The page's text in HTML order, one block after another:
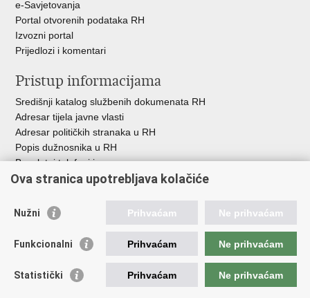
e-Savjetovanja
Portal otvorenih podataka RH
Izvozni portal
Prijedlozi i komentari
Pristup informacijama
Središnji katalog službenih dokumenata RH
Adresar tijela javne vlasti
Adresar političkih stranaka u RH
Popis dužnosnika u RH
Besplatni telefoni javne uprave
Pozivi za žurnu pomoć
Važne poveznice
Pučka pravobraniteljica
Pravobraniteljica za osobe s invaliditetom
Ova stranica upotrebljava kolačiće
Nužni Prihvaćam Ne prihvaćam
Funkcionalni Prihvaćam Ne prihvaćam
Statistički Prihvaćam Ne prihvaćam